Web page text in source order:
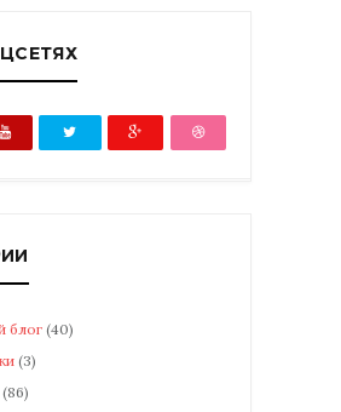
блог(40)
(3)
(86)